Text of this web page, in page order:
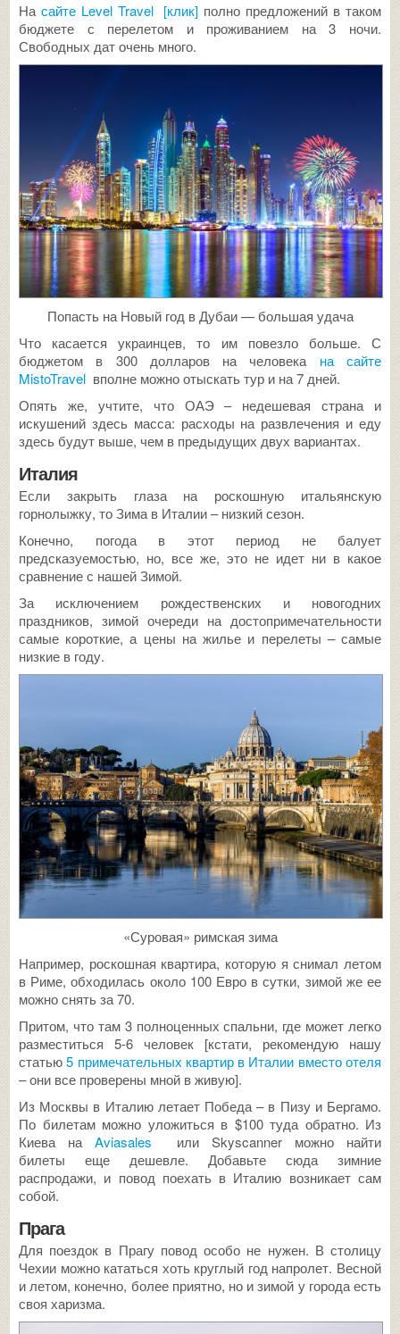
На сайте Level Travel [клик] полно предложений в таком
бюджете с перелетом и проживанием на 3 ночи.
Свободных дат очень много.
Попасть на Новый год в Дубаи — большая удача
Что касается украинцев, то им повезло больше. С
бюджетом в 300 долларов на человека на сайте
MistoTravel вполне можно отыскать тур и на 7 дней.
Опять же, учтите, что ОАЭ – недешевая страна и
искушений здесь масса: расходы на развлечения и еду
здесь будут выше, чем в предыдущих двух вариантах.
Италия
Если закрыть глаза на роскошную итальянскую
горнолыжку, то Зима в Италии – низкий сезон.
Конечно, погода в этот период не балует
предсказуемостью, но, все же, это не идет ни в какое
сравнение с нашей Зимой.
За исключением рождественских и новогодних
праздников, зимой очереди на достопримечательности
самые короткие, а цены на жилье и перелеты – самые
низкие в году.
«Суровая» римская зима
Например, роскошная квартира, которую я снимал летом
в Риме, обходилась около 100 Евро в сутки, зимой же ее
можно снять за 70.
Притом, что там 3 полноценных спальни, где может легко
разместиться 5-6 человек [кстати, рекомендую нашу
статью5 примечательных квартир в Италии вместо отеля
– они все проверены мной в живую].
Из Москвы в Италию летает Победа – в Пизу и Бергамо.
По билетам можно уложиться в $100 туда обратно. Из
Киева на Aviasales или Skyscanner можно найти
билеты еще дешевле. Добавьте сюда зимние
распродажи, и повод поехать в Италию возникает сам
собой.
Прага
Для поездок в Прагу повод особо не нужен. В столицу
Чехии можно кататься хоть круглый год напролет. Весной
и летом, конечно, более приятно, но и зимой у города есть
своя харизма.